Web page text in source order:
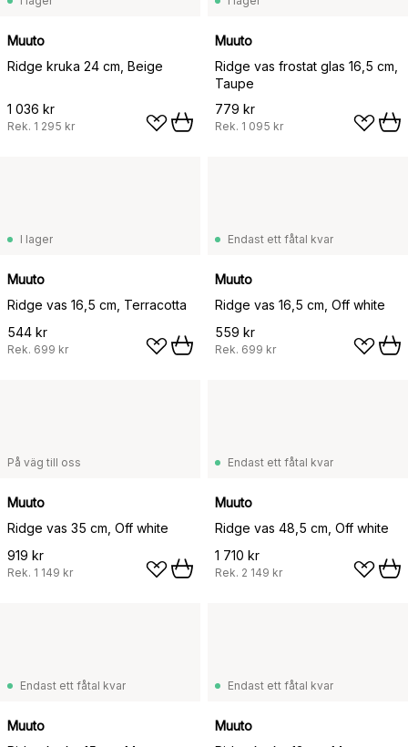
Muuto
Ridge kruka 24 cm, Beige
1 036 kr
Rek. 1 295 kr
Muuto
Ridge vas frostat glas 16,5 cm,
Taupe
779 kr
Rek. 1 095 kr
I lager
Muuto
Ridge vas 16,5 cm, Terracotta
544 kr
Rek. 699 kr
Endast ett fåtal kvar
Muuto
Ridge vas 16,5 cm, Off white
559 kr
Rek. 699 kr
På väg till oss
Muuto
Ridge vas 35 cm, Off white
919 kr
Rek. 1 149 kr
Endast ett fåtal kvar
Muuto
Ridge vas 48,5 cm, Off white
1 710 kr
Rek. 2 149 kr
Endast ett fåtal kvar
Muuto
Endast ett fåtal kvar
Muuto